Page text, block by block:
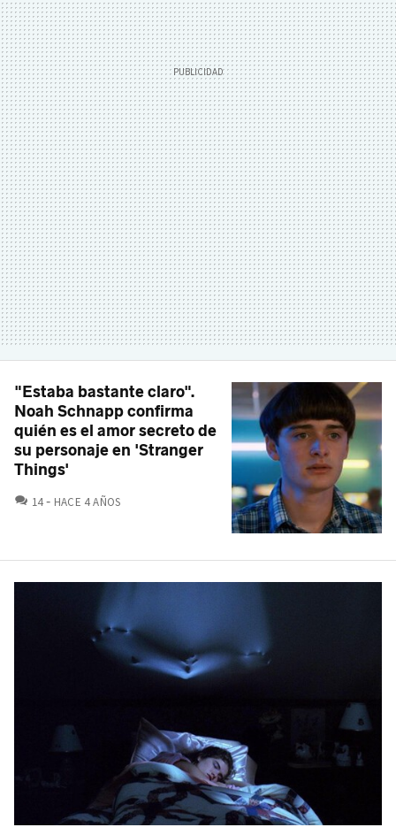
"Estaba bastante claro".
Noah Schnapp confirma
quién es el amor secreto de
su personaje en 'Stranger
Things'
14 COMENTARIOS
HACE 4 AÑOS